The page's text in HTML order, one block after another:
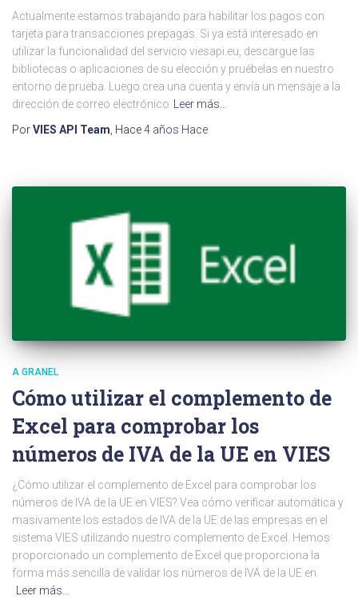
Actualmente estamos trabajando para habilitar los pagos con
tarjeta para transacciones prepagas. Si ya está interesado en
utilizar la funcionalidad del servicio viesapi.eu, descargue las
bibliotecas o aplicaciones de su elección y pruébelas en nuestro
entorno de prueba. Luego crea una cuenta y envía un mensaje a la
dirección de correo electrónico Leer más…
PorVIES API Team, Hace4 años Hace
A GRANEL
Cómo utilizar el complemento de
Excel para comprobar los
números de IVA de la UE en VIES
¿Cómo utilizar el complemento de Excel para comprobar los
números de IVA de la UE en VIES? Vea cómo verificar automática y
masivamente los estados de IVA de la UE de las empresas en el
sistema VIES utilizando nuestro complemento de Excel. Hemos
proporcionado un complemento de Excel que proporciona la
forma más sencilla de validar los números de IVA de la UE en
Leer más…